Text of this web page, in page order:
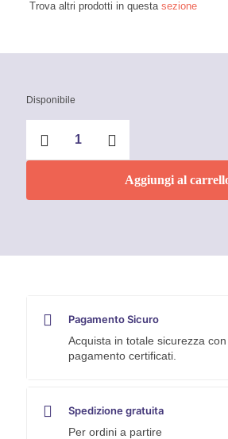
Trova altri prodotti in questa sezione
Disponibile
macchie
3M
Aggiungi al
Pagamento Sicuro
Acquista in totale sicurezza
pagamento certificati.
Spedizione gratuita
Per ordini a partire